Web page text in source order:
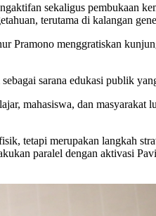
sekaligus pembukaan
terutama di kalangan
menggratiskan
sarana edukasi publik
mahasiswa, dan
tetapi merupakan langkah
paralel dengan aktivasi